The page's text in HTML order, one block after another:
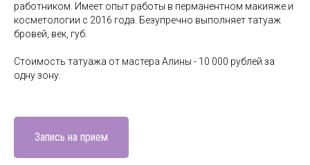
работником. Имеет опыт работы в перманентном макияже и
косметологии с 2016 года. Безупречно выполняет татуаж
бровей, век, губ.
Стоимость татуажа от мастера Алины - 10 000 рублей за
одну зону.
Запись на прием